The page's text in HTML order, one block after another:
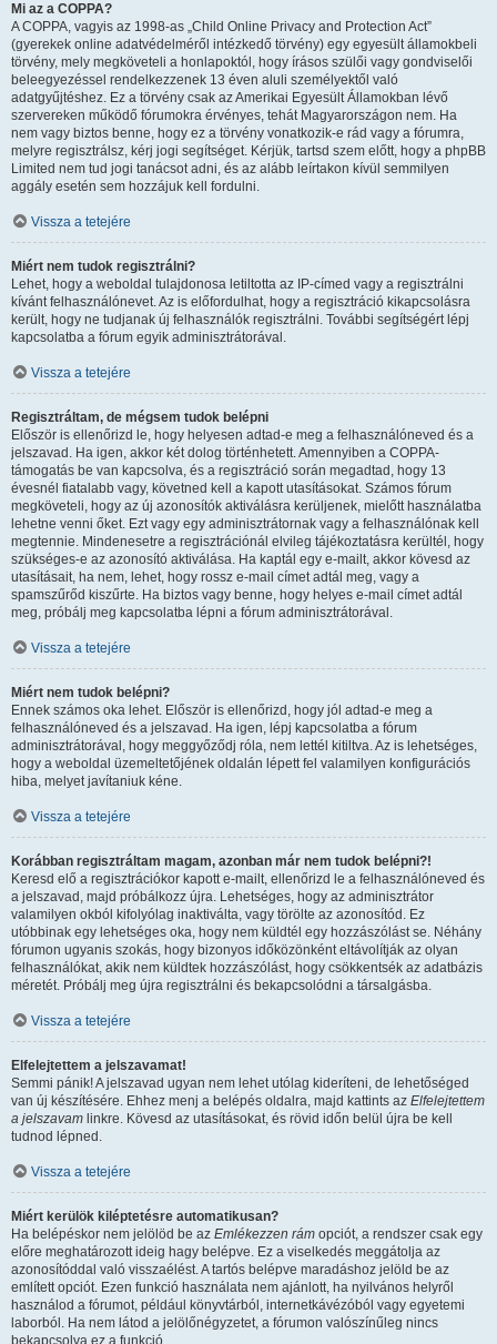
Mi az a COPPA?
A COPPA, vagyis az 1998-as „Child Online Privacy and Protection Act”
(gyerekek online adatvédelméről intézkedő törvény) egy egyesült államokbeli
törvény, mely megköveteli a honlapoktól, hogy írásos szülői vagy gondviselői
beleegyezéssel rendelkezzenek 13 éven aluli személyektől való
adatgyűjtéshez. Ez a törvény csak az Amerikai Egyesült Államokban lévő
szervereken működő fórumokra érvényes, tehát Magyarországon nem. Ha
nem vagy biztos benne, hogy ez a törvény vonatkozik-e rád vagy a fórumra,
melyre regisztrálsz, kérj jogi segítséget. Kérjük, tartsd szem előtt, hogy a phpBB
Limited nem tud jogi tanácsot adni, és az alább leírtakon kívül semmilyen
aggály esetén sem hozzájuk kell fordulni.
Vissza a tetejére
Miért nem tudok regisztrálni?
Lehet, hogy a weboldal tulajdonosa letiltotta az IP-címed vagy a regisztrálni
kívánt felhasználónevet. Az is előfordulhat, hogy a regisztráció kikapcsolásra
került, hogy ne tudjanak új felhasználók regisztrálni. További segítségért lépj
kapcsolatba a fórum egyik adminisztrátorával.
Vissza a tetejére
Regisztráltam, de mégsem tudok belépni
Először is ellenőrizd le, hogy helyesen adtad-e meg a felhasználóneved és a
jelszavad. Ha igen, akkor két dolog történhetett. Amennyiben a COPPA-
támogatás be van kapcsolva, és a regisztráció során megadtad, hogy 13
évesnél fiatalabb vagy, követned kell a kapott utasításokat. Számos fórum
megköveteli, hogy az új azonosítók aktiválásra kerüljenek, mielőtt használatba
lehetne venni őket. Ezt vagy egy adminisztrátornak vagy a felhasználónak kell
megtennie. Mindenesetre a regisztrációnál elvileg tájékoztatásra kerültél, hogy
szükséges-e az azonosító aktiválása. Ha kaptál egy e-mailt, akkor kövesd az
utasításait, ha nem, lehet, hogy rossz e-mail címet adtál meg, vagy a
spamszűrőd kiszűrte. Ha biztos vagy benne, hogy helyes e-mail címet adtál
meg, próbálj meg kapcsolatba lépni a fórum adminisztrátorával.
Vissza a tetejére
Miért nem tudok belépni?
Ennek számos oka lehet. Először is ellenőrizd, hogy jól adtad-e meg a
felhasználóneved és a jelszavad. Ha igen, lépj kapcsolatba a fórum
adminisztrátorával, hogy meggyőződj róla, nem lettél kitiltva. Az is lehetséges,
hogy a weboldal üzemeltetőjének oldalán lépett fel valamilyen konfigurációs
hiba, melyet javítaniuk kéne.
Vissza a tetejére
Korábban regisztráltam magam, azonban már nem tudok belépni?!
Keresd elő a regisztrációkor kapott e-mailt, ellenőrizd le a felhasználóneved és
a jelszavad, majd próbálkozz újra. Lehetséges, hogy az adminisztrátor
valamilyen okból kifolyólag inaktiválta, vagy törölte az azonosítód. Ez
utóbbinak egy lehetséges oka, hogy nem küldtél egy hozzászólást se. Néhány
fórumon ugyanis szokás, hogy bizonyos időközönként eltávolítják az olyan
felhasználókat, akik nem küldtek hozzászólást, hogy csökkentsék az adatbázis
méretét. Próbálj meg újra regisztrálni és bekapcsolódni a társalgásba.
Vissza a tetejére
Elfelejtettem a jelszavamat!
Semmi pánik! A jelszavad ugyan nem lehet utólag kideríteni, de lehetőséged
van új készítésére. Ehhez menj a belépés oldalra, majd kattints az Elfelejtettem
a jelszavam linkre. Kövesd az utasításokat, és rövid időn belül újra be kell
tudnod lépned.
Vissza a tetejére
Miért kerülök kiléptetésre automatikusan?
Ha belépéskor nem jelölöd be az Emlékezzen rám opciót, a rendszer csak egy
előre meghatározott ideig hagy belépve. Ez a viselkedés meggátolja az
azonosítóddal való visszaélést. A tartós belépve maradáshoz jelöld be az
említett opciót. Ezen funkció használata nem ajánlott, ha nyilvános helyről
használod a fórumot, például könyvtárból, internetkávézóból vagy egyetemi
laborból. Ha nem látod a jelölőnégyzetet, a fórumon valószínűleg nincs
bekapcsolva ez a funkció.